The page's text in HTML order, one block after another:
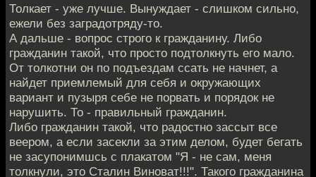
Толкает - уже лучше. Вынуждает - слишком сильно,
ежели без заградотряду-то.
А дальше - вопрос строго к гражданину. Либо
гражданин такой, что просто подтолкнуть его мало.
От толкотни он по подъездам ссать не начнет, а
найдет приемлемый для себя и окружающих
вариант и пузыря себе не порвать и порядок не
нарушить. То - правильный гражданин.
Либо гражданин такой, что радостно зассыт все
веером, а если засекли за этим делом, будет бегать
не засупонимшсь с плакатом "Я - не сам, меня
толкнули, это Сталин Виноват!!!". Такого гражданина